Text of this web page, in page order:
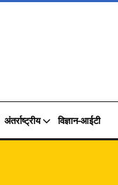
अंतर्राष्ट्रीय विज्ञान-आईटी